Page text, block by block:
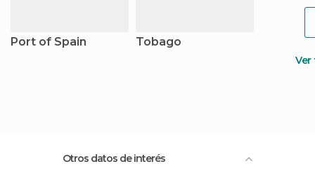
Port of Spain Tobago
Otros datos de interés